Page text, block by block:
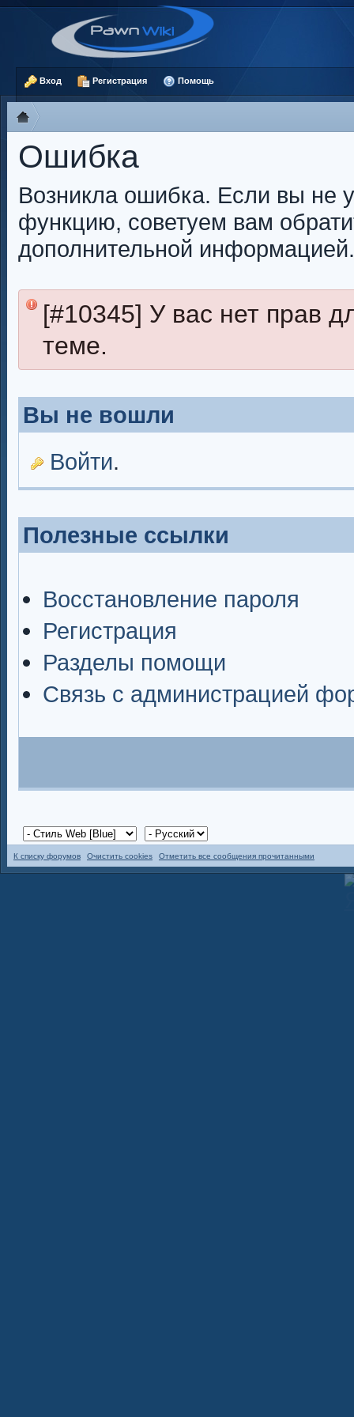
Вход Регистрация Помощь
Ошибка
Возникла ошибка. Если вы не
функцию, советуем вам
дополнительной информацией.
[#10345] У вас нет прав
теме.
Вы не вошли
Войти.
Полезные ссылки
Восстановление пароля
Регистрация
Разделы помощи
Связь с администрацией
К списку форумов Очистить cookies Отметить все сообщения прочитанными